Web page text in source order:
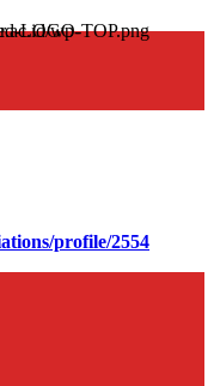
profile/2554